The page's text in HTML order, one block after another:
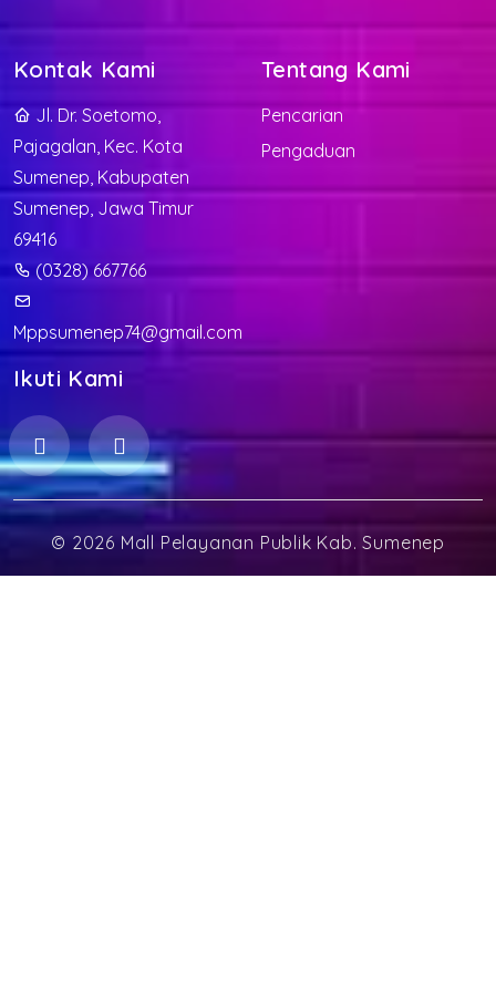
Kontak Kami
Jl. Dr. Soetomo,
Pajagalan, Kec. Kota
Sumenep, Kabupaten
Sumenep, Jawa Timur
69416
(0328) 667766
Mppsumenep74@gmail.com
Tentang Kami
Pencarian
Pengaduan
Ikuti Kami
© 2026 Mall Pelayanan Publik Kab. Sumenep